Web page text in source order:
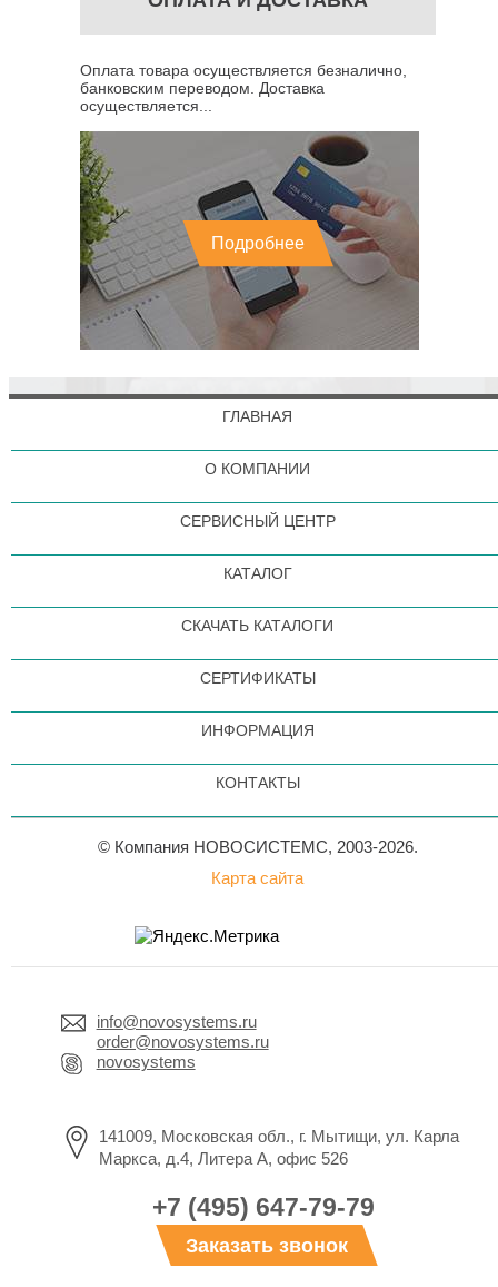
Оплата товара осуществляется безналично,
банковским переводом. Доставка
осуществляется...
Подробнее
ГЛАВНАЯ
О КОМПАНИИ
СЕРВИСНЫЙ ЦЕНТР
КАТАЛОГ
СКАЧАТЬ КАТАЛОГИ
СЕРТИФИКАТЫ
ИНФОРМАЦИЯ
КОНТАКТЫ
© Компания НОВОСИСТЕМС, 2003-2026.
Карта сайта
info@novosystems.ru
order@novosystems.ru
novosystems
141009, Московская обл., г. Мытищи, ул. Карла
Маркса, д.4, Литера А, офис 526
+7 (495) 647-79-79
Заказать звонок